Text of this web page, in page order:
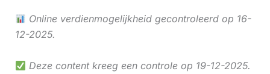
Online verdienmogelijkheid gecontroleerd op 16-
12-2025.
Deze content kreeg een controle op 19-12-2025.